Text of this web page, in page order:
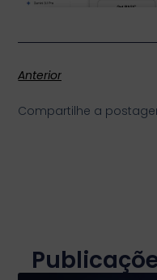
Anterior
Compartilhe a